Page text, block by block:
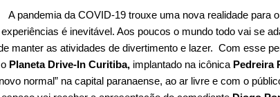
A pandemia da COVID-19 trouxe uma nova realidade para
experiências é inevitável. Aos poucos o mundo todo vai se
manter as atividades de divertimento e lazer. Com esse
o Planeta Drive-In Curitiba, implantado na icônica Pedreira
normal” na capital paranaense, ao ar livre e com o